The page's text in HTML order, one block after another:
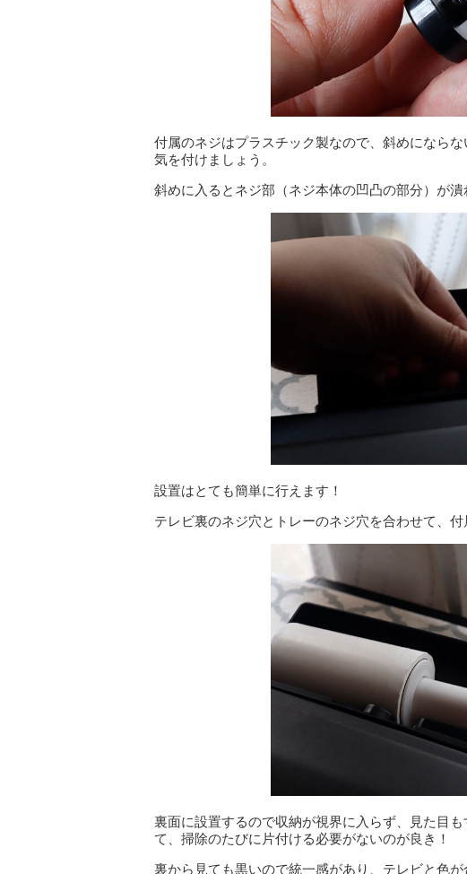
付属のネジはプラスチック製なので、斜めになら
気を付けましょう。
斜めに入るとネジ部（ネジ本体の凹凸の部分）が潰
設置はとても簡単に行えます！
テレビ裏のネジ穴とトレーのネジ穴を合わせて、付
裏面に設置するので収納が視界に入らず、見た目
て、掃除のたびに片付ける必要がないのが良き！
裏から見ても黒いので統一感があり、テレビと色